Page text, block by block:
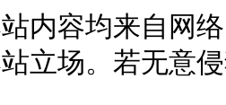
站内容均来自网
立场。若无意